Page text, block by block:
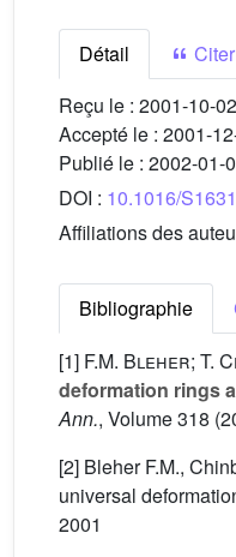
Détail
Reçu le : 2001-10-02
Accepté le : 2001-
Publié le : 2002-01-
DOI : 10.1016/
Affiliations des
Bibliographie
[1] F.M. Bleher; T.
deformation rings
Ann., Volume 318
[2] Bleher F.M.,
universal
2001